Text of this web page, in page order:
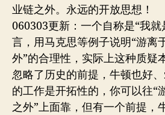
业链之外。永远的开放思想！
060303更新：一个自称是“我就
言，用马克思等例子说明“游离
外”的合理性，实际上这种质疑
忽略了历史的前提，牛顿也好
的工作是开拓性的，你可以往“
之外”上面靠，但有一个前提，